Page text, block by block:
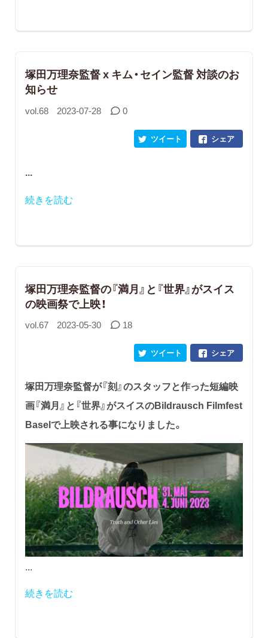
塚田万理奈監督 x キム・セイン監督 対談のお
知らせ
vol.68 2023-07-28 0
シェア
ツイート
...
続きを読む
塚田万理奈監督の『満月』と『世界』がスイス
の映画祭で上映！
vol.67 2023-05-30 18
シェア
ツイート
塚田万理奈監督が『刻』のスタッフと作った短編映
画『満月』と『世界』がスイスのBildrausch Filmfest
Baselで上映される事になりました。
...
続きを読む